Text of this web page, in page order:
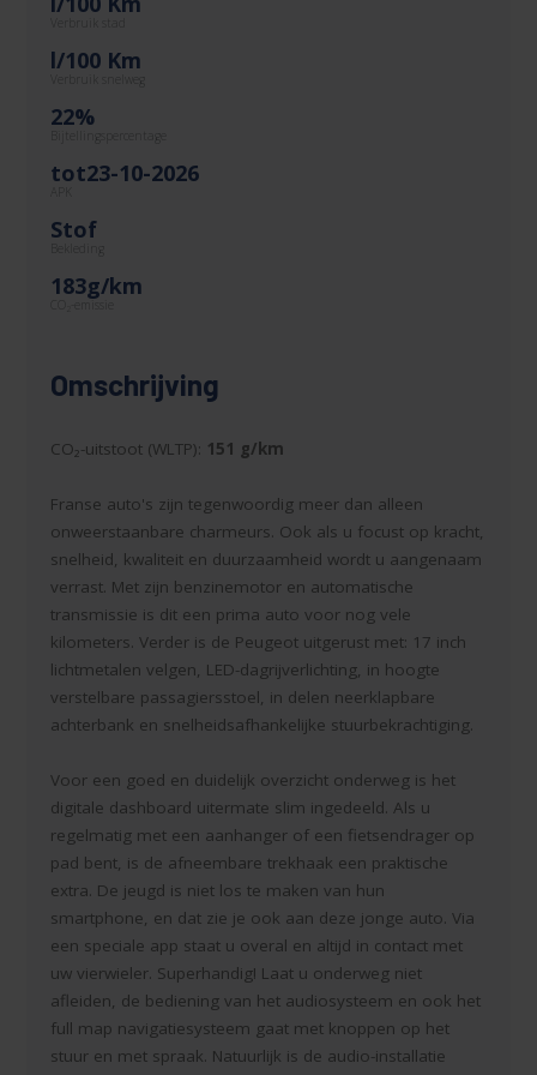
l/100 Km
Verbruik snelweg
22%
Bijtellingspercentage
tot23-10-2026
Stof
Bekleding
183g/km
Omschrijving
CO₂-uitstoot (WLTP): 151 g/km
Franse auto's zijn tegenwoordig meer dan alleen
onweerstaanbare charmeurs. Ook als u focust op kracht,
snelheid, kwaliteit en duurzaamheid wordt u aangenaam
verrast. Met zijn benzinemotor en automatische
transmissie is dit een prima auto voor nog vele
kilometers. Verder is de Peugeot uitgerust met: 17 inch
lichtmetalen velgen, LED-dagrijverlichting, in hoogte
verstelbare passagiersstoel, in delen neerklapbare
achterbank en snelheidsafhankelijke stuurbekrachtiging.
Voor een goed en duidelijk overzicht onderweg is het
digitale dashboard uitermate slim ingedeeld. Als u
regelmatig met een aanhanger of een fietsendrager op
pad bent, is de afneembare trekhaak een praktische
extra. De jeugd is niet los te maken van hun
smartphone, en dat zie je ook aan deze jonge auto. Via
een speciale app staat u overal en altijd in contact met
uw vierwieler. Superhandig! Laat u onderweg niet
afleiden, de bediening van het audiosysteem en ook het
full map navigatiesysteem gaat met knoppen op het
stuur en met spraak. Natuurlijk is de audio-installatie